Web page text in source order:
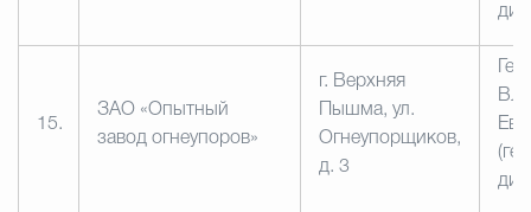
15.
ЗАО «Опытный
завод огнеупоров»
г. Верхняя
Пышма, ул.
Огнеупорщиков,
д. 3